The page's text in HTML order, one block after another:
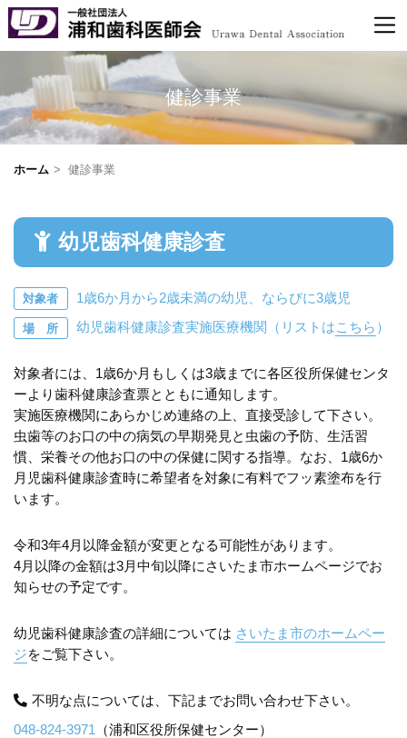
健診事業
ホーム 健診事業
幼児歯科健康診査
対象者 1歳6か月から2歳未満の幼児、ならびに3歳児
場 所 幼児歯科健康診査実施医療機関（リストはこちら ）
対象者には、1歳6か月もしくは3歳までに各区役所保健センタ
ーより歯科健康診査票とともに通知します。
実施医療機関にあらかじめ連絡の上、直接受診して下さい。
虫歯等のお口の中の病気の早期発見と虫歯の予防、生活習
慣、栄養その他お口の中の保健に関する指導。なお、1歳6か
月児歯科健康診査時に希望者を対象に有料でフッ素塗布を行
います。
令和3年4月以降金額が変更となる可能性があります。
4月以降の金額は3月中旬以降にさいたま市ホームページでお
知らせの予定です。
幼児歯科健康診査の詳細については さいたま市のホームペー
ジをご覧下さい。
不明な点については、下記までお問い合わせ下さい。
048-824-3971
（浦和区役所保健センター）